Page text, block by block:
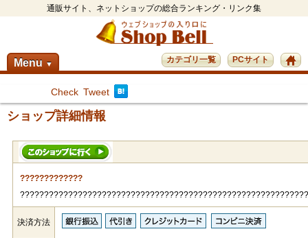
通販サイト、ネットショップの総合ランキング・リンク集
Menu ▼ PCサイト
カテゴリ一覧
Check Tweet
ショップ詳細情報
?????????????
決済方法